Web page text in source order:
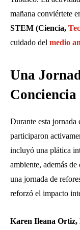
mañana conviértete
STEM (Ciencia,
cuidado del medio
Una
Conciencia
Durante esta jornada
participaron
incluyó una plática
ambiente, además
una jornada de
reforzó el impacto
Karen Ileana Ortiz,